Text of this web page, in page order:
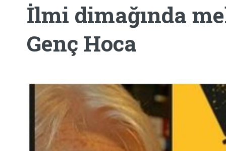
İlmi dimağında
Genç Hoca